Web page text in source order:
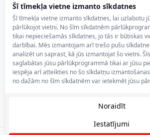
Šī tīmekļa vietne izmanto sīkdatnes
Šī tīmekļa vietne izmanto sīkdatnes, lai uzlabotu
pārlūkojot vietni. No šīm sīkdatnēm
tikai nepieciešamās sīkdatnes, jo tās ir būtiskas
darbībai. Mēs izmantojam arī trešo pušu
analizēt un saprast, kā jūs izmantojat šo vietni.
saglabātas jūsu pārlūkprogrammā tikai ar jūsu
iespēja arī atteikties no šo sīkdatņu
no dažām no šīm sīkdatnēm var ietekmēt jūsu
Iestatījumi
Noraidīt